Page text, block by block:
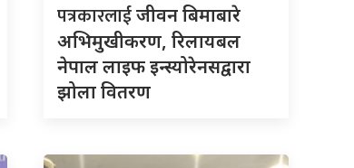
पत्रकारलाईजीवन बिमाबारे
अभिमुखीकरण, रिलायबल
नेपाल लाइफ इन्स्योरेनसद्वारा
झोला वितरण